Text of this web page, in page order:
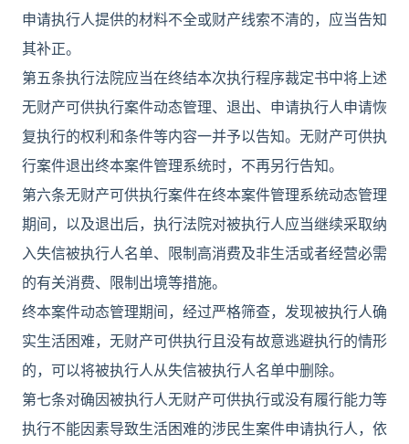
申请执行人提供的材料不全或财产线索不清的，应当告知
其补正。
第五条执行法院应当在终结本次执行程序裁定书中将上述
无财产可供执行案件动态管理、退出、申请执行人申请恢
复执行的权利和条件等内容一并予以告知。无财产可供执
行案件退出终本案件管理系统时，不再另行告知。
第六条无财产可供执行案件在终本案件管理系统动态管理
期间，以及退出后，执行法院对被执行人应当继续采取纳
入失信被执行人名单、限制高消费及非生活或者经营必需
的有关消费、限制出境等措施。
终本案件动态管理期间，经过严格筛查，发现被执行人确
实生活困难，无财产可供执行且没有故意逃避执行的情形
的，可以将被执行人从失信被执行人名单中删除。
第七条对确因被执行人无财产可供执行或没有履行能力等
执行不能因素导致生活困难的涉民生案件申请执行人，依